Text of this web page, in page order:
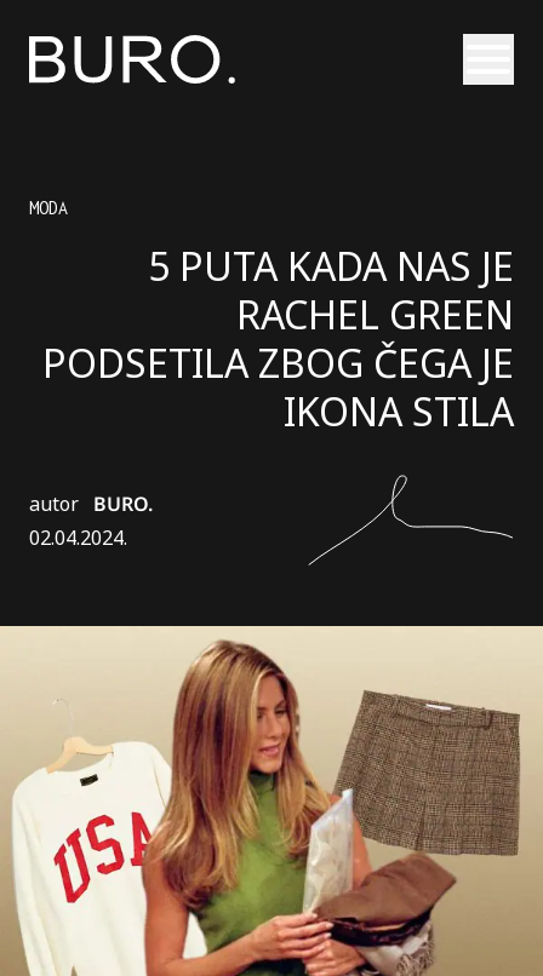
MODA
5 PUTA KADA NAS JE
RACHEL GREEN
PODSETILA ZBOG ČEGA JE
IKONA STILA
autor BURO.
02.04.2024.